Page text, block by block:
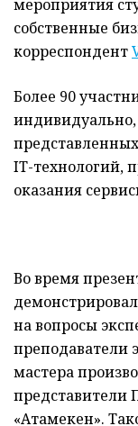
мероприятия
собственные
корреспондент
Более 90
индивидуально,
IT-технологий,
оказания
Во время
на вопросы
преподаватели
мастера
представители
«Атамекен».